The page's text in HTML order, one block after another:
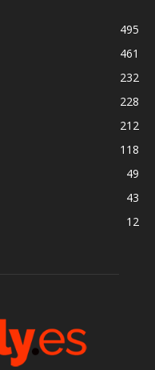
495
461
232
228
212
118
49
43
12